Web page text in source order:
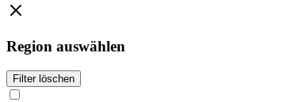
Region auswählen
Filter löschen